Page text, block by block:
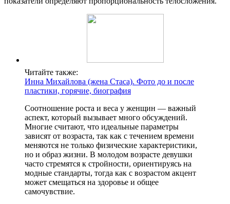
Читайте также:
Инна Михайлова (жена Стаса). Фото до и после
пластики, горячие, биография
Соотношение роста и веса у женщин — важный
аспект, который вызывает много обсуждений.
Многие считают, что идеальные параметры
зависят от возраста, так как с течением времени
меняются не только физические характеристики,
но и образ жизни. В молодом возрасте девушки
часто стремятся к стройности, ориентируясь на
модные стандарты, тогда как с возрастом акцент
может смещаться на здоровье и общее
самочувствие.